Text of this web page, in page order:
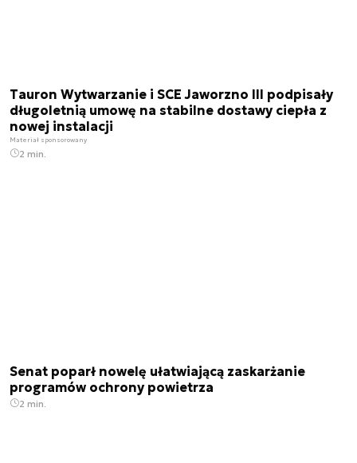
Tauron Wytwarzanie i SCE Jaworzno III podpisały
długoletnią umowę na stabilne dostawy ciepła z
nowej instalacji
Materiał sponsorowany
2 min.
Senat poparł nowelę ułatwiającą zaskarżanie
programów ochrony powietrza
2 min.